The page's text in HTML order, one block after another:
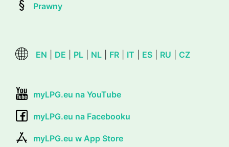
Prawny
EN DE PL NL FR IT ES RU CZ
myLPG.eu na YouTube
myLPG.eu na Facebooku
myLPG.eu w App Store